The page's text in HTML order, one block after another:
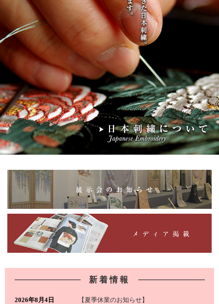
新着情報
2026年8月4日
【夏季休業のお知らせ】